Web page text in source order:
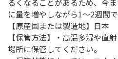
るくなることがあるため、今
に量を増やしながら1～2週間
【原産国または製造地】日本
【保管方法】・高温多湿や直
場所に保管してください。